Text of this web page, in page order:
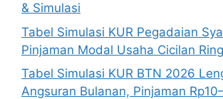
& Simulasi
Tabel Simulasi KUR Pegadaian
Pinjaman Modal Usaha Cicilan
Tabel Simulasi KUR BTN 2026
Angsuran Bulanan, Pinjaman